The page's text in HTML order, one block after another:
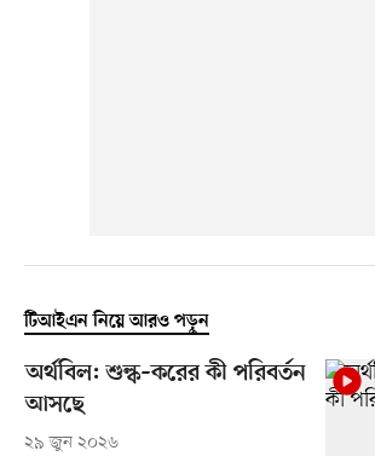
টিআইএন নিয়ে আরও পড়ুন
অর্থবিল: শুল্ক–করের কী পরিবর্তন
আসছে
২৯ জুন ২০২৬